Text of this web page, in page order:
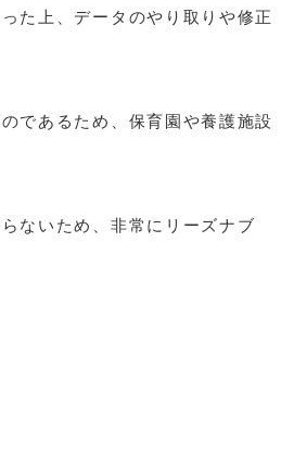
た上、データのやり取りや修正
であるため、保育園や養護施設
ないため、非常にリーズナブ